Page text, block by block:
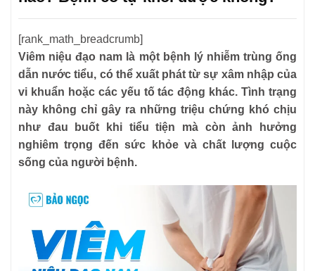
[rank_math_breadcrumb]
Viêm niệu đạo nam là một bệnh lý nhiễm trùng ống
dẫn nước tiểu, có thể xuất phát từ sự xâm nhập của
vi khuẩn hoặc các yếu tố tác động khác. Tình trạng
này không chỉ gây ra những triệu chứng khó chịu
như đau buốt khi tiểu tiện mà còn ảnh hưởng
nghiêm trọng đến sức khỏe và chất lượng cuộc
sống của người bệnh.